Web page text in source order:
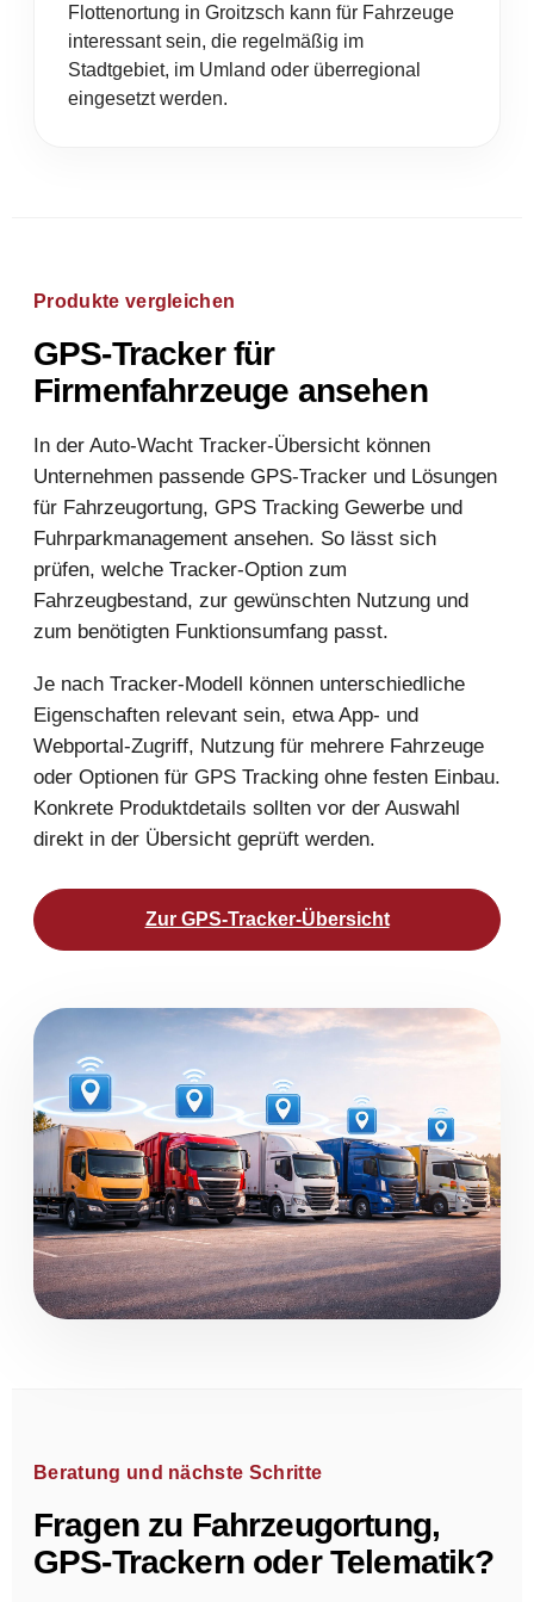
Flottenortung in Groitzsch kann für Fahrzeuge
interessant sein, die regelmäßig im
Stadtgebiet, im Umland oder überregional
eingesetzt werden.
Produkte vergleichen
GPS-Tracker für
Firmenfahrzeuge ansehen
In der Auto-Wacht Tracker-Übersicht können
Unternehmen passende GPS-Tracker und Lösungen
für Fahrzeugortung, GPS Tracking Gewerbe und
Fuhrparkmanagement ansehen. So lässt sich
prüfen, welche Tracker-Option zum
Fahrzeugbestand, zur gewünschten Nutzung und
zum benötigten Funktionsumfang passt.
Je nach Tracker-Modell können unterschiedliche
Eigenschaften relevant sein, etwa App- und
Webportal-Zugriff, Nutzung für mehrere Fahrzeuge
oder Optionen für GPS Tracking ohne festen Einbau.
Konkrete Produktdetails sollten vor der Auswahl
direkt in der Übersicht geprüft werden.
Zur GPS-Tracker-Übersicht
Beratung und nächste Schritte
Fragen zu Fahrzeugortung,
GPS-Trackern oder Telematik?